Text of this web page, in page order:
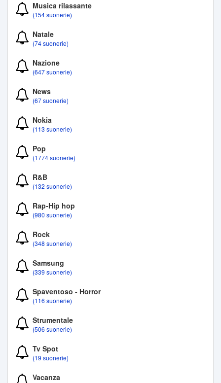
Musica rilassante
(154 suonerie)
Natale
(74 suonerie)
Nazione
(647 suonerie)
News
(67 suonerie)
Nokia
(113 suonerie)
Pop
(1774 suonerie)
R&B
(132 suonerie)
Rap-Hip hop
(980 suonerie)
Rock
(348 suonerie)
Samsung
(339 suonerie)
Spaventoso - Horror
(116 suonerie)
Strumentale
(506 suonerie)
Tv Spot
(19 suonerie)
Vacanza